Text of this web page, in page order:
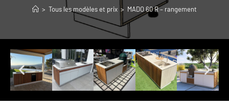
> Tous les modèles et prix > MADO 60 R – rangement